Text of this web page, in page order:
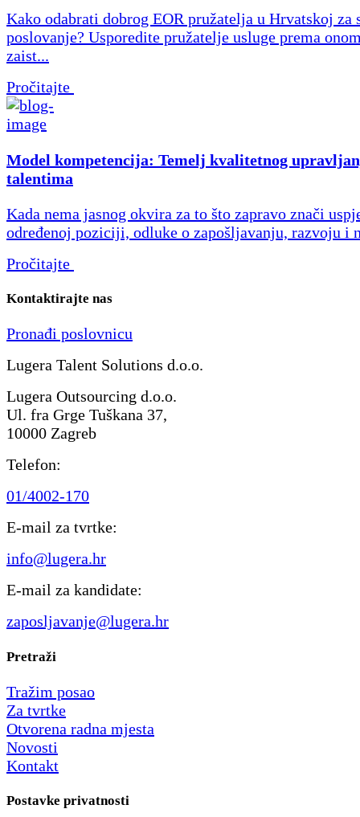
Kako odabrati dobrog EOR pružatelja u Hrvatskoj za
poslovanje? Usporedite pružatelje usluge prema
zaist...
Pročitajte
Model kompetencija: Temelj kvalitetnog
talentima
Kada nema jasnog okvira za to što zapravo znači
određenoj poziciji, odluke o zapošljavanju, razvoju i
Pročitajte
Kontaktirajte nas
Pronađi poslovnicu
Lugera Talent Solutions d.o.o.
Lugera Outsourcing d.o.o.
Ul. fra Grge Tuškana 37,
10000 Zagreb
Telefon:
01/4002-170
E-mail za tvrtke:
info@lugera.hr
E-mail za kandidate:
zaposljavanje@lugera.hr
Pretraži
Tražim posao
Za tvrtke
Otvorena radna mjesta
Novosti
Kontakt
Postavke privatnosti